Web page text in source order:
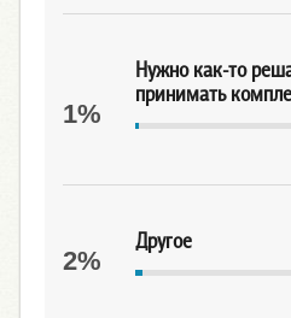
Нужно как-то
принимать
1%
Другое
2%